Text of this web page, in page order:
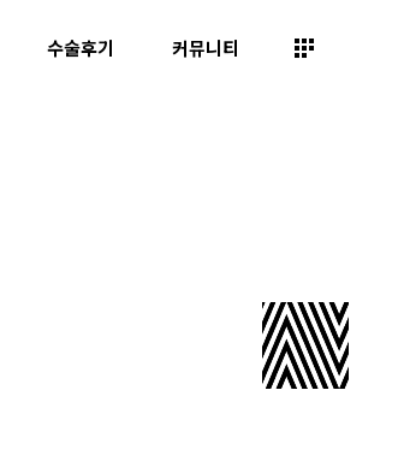
수술후기 커뮤니티